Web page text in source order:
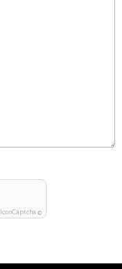
IconCaptcha ©